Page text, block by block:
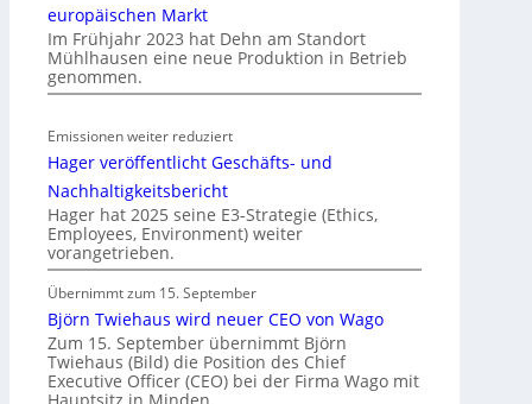
l
i
t
ä
i
n
d
e
r
m
m
o
b
i
europäischen Markt
Im Frühjahr 2023 hat Dehn am Standort
Mühlhausen eine neue Produktion in Betrieb
genommen.
Emissionen weiter reduziert
Hager veröffentlicht Geschäfts- und
Nachhaltigkeitsbericht
Hager hat 2025 seine E3-Strategie (Ethics,
Employees, Environment) weiter
vorangetrieben.
Übernimmt zum 15. September
Björn Twiehaus wird neuer CEO von Wago
Zum 15. September übernimmt Björn
Twiehaus (Bild) die Position des Chief
Executive Officer (CEO) bei der Firma Wago mit